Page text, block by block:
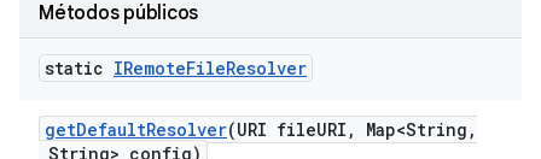
Métodos públicos
static IRemoteFileResolver
getDefaultResolver(URI fileURI , Map<String ,
String> config)